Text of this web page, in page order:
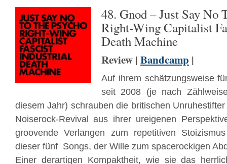
48. Gnod – Just Say No
Right-Wing Capitalist
Death Machine
Review | Bandcamp |
Auf ihrem schätzungsweise
seit 2008 (je nach
diesem Jahr) schrauben die britischen
Noiserock-Revival aus ihrer ureigenen
groovende Verlangen zum repetitiven
dieser fünf Songs, der Wille zum spacerockigen
Einer derartigen Kompaktheit, wie sie das